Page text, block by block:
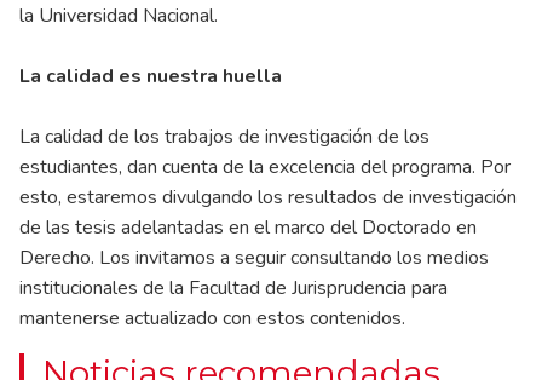
la Universidad Nacional.
La calidad es nuestra huella
La calidad de los trabajos de investigación de los
estudiantes, dan cuenta de la excelencia del programa. Por
esto, estaremos divulgando los resultados de investigación
de las tesis adelantadas en el marco delDoctorado en
Derecho. Los invitamos a seguir consultando los medios
institucionales de la Facultad de Jurisprudencia para
mantenerse actualizado con estos contenidos.